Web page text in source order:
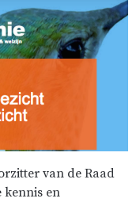
van de Raad
kennis en